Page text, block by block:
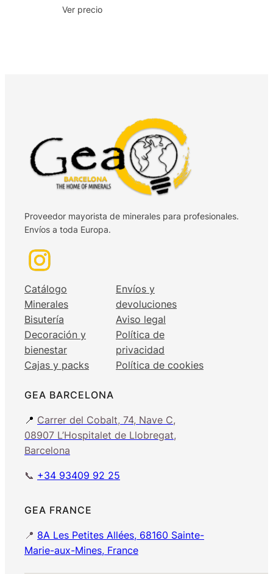
Ver precio
Proveedor mayorista de minerales para profesionales.
Envíos a toda Europa.
Catálogo
Minerales
Bisutería
Decoración y
bienestar
Cajas y packs
Envíos y
devoluciones
Aviso legal
Política de
privacidad
Política de cookies
GEA BARCELONA
📍 Carrer del Cobalt, 74, Nave C,
08907 L’Hospitalet de Llobregat,
Barcelona
📞 +34 93409 92 25
GEA FRANCE
📍 8A Les Petites Allées, 68160 Sainte-
Marie-aux-Mines, France